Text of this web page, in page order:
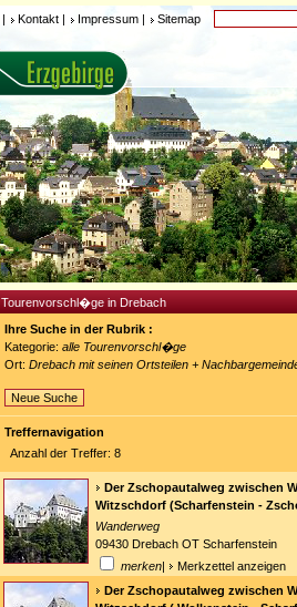
| Kontakt | Impressum | Sitemap
Tourenvorschl�ge in Drebach
Ihre Suche in der Rubrik :
Kategorie: alle Tourenvorschl�ge
Ort: Drebach mit seinen Ortsteilen +
Neue Suche
Treffernavigation
Anzahl der Treffer: 8
Der Zschopautalweg zwischen
Witzschdorf (Scharfenstein -
Wanderweg
09430 Drebach OT Scharfenstein
merken|
Merkzettel anzeigen
Der Zschopautalweg zwischen